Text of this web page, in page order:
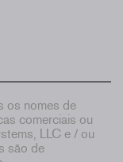
os nomes de
comerciais ou
LLC e / ou
são de